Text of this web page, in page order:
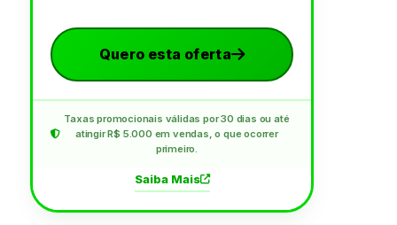
Quero esta oferta
Taxas promocionais válidas por 30 dias ou até
atingir R$ 5.000 em vendas, o que ocorrer
primeiro.
Saiba Mais